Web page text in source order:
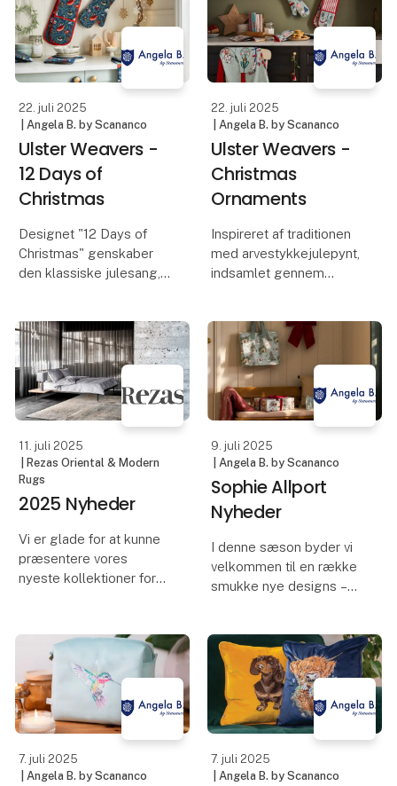
en poetisk henvisning til
t
tilføje varme og
personlighed til dine
boliger.
Omfavn afslapning og
22. juli 2025
| Angela B. by Scananco
Ulster Weavers -
12 Days of
Christmas
Designet "12 Days of
Christmas" genskaber
den klassiske julesang,
Denne fortryllende
kollektion har fyldige
julefarver, herunder
bærrød, marineblå o
22. juli 2025
| Angela B. by Scananco
Ulster Weavers -
Christmas
Ornaments
Inspireret af traditionen
med arvestykkejulepynt,
indsamlet gennem
dette design håndmalet
med blandede medier.
Det er inspireret af
traditionelle illustr
11. juli 2025
| Rezas Oriental & Modern
Rugs
2025 Nyheder
Vi er glade for at kunne
præsentere vores
nyeste kollektioner for
går hånd i hånd.
I år har vi tilføjet tre
unikke linjer til vores
sortiment: The Etern
9. juli 2025
| Angela B. by Scananco
Sophie Allport
Nyheder
I denne sæson byder vi
velkommen til en række
smukke nye designs –
efterår og vinter så
specielle. Orchard Birds
bringer den stille
skønhed i det brit
7. juli 2025
| Angela B. by Scananco
7. juli 2025
| Angela B. by Scananco